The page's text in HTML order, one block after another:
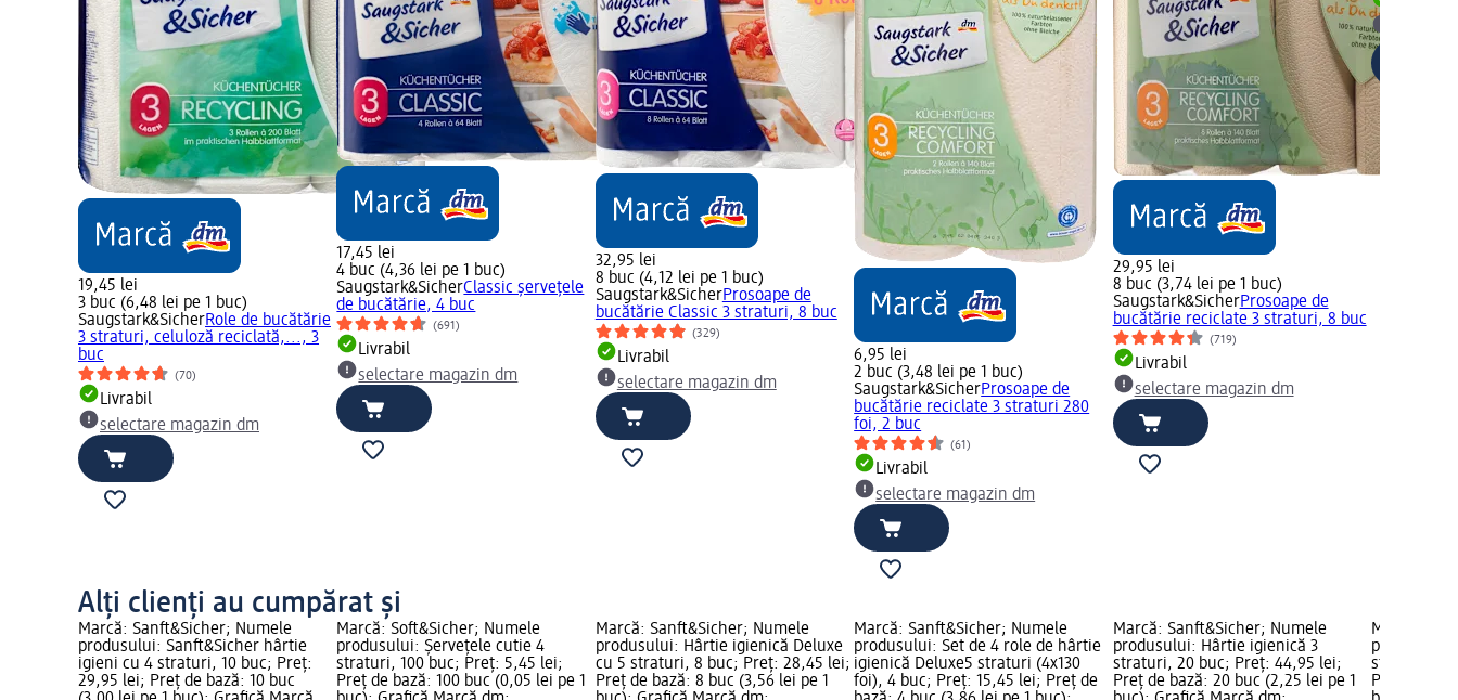
19,45 lei
3 buc (6,48 lei pe 1 buc)
Saugstark&SicherRole de bucătărie
3 straturi, celuloză reciclată,..., 3
buc
(70)
Livrabil
selectare magazin dm
17,45 lei
4 buc (4,36 lei pe 1 buc)
Saugstark&SicherClassic șervețele
de bucătărie, 4 buc
(691)
Livrabil
selectare magazin dm
32,95 lei
8 buc (4,12 lei pe 1 buc)
Saugstark&SicherProsoape de
bucătărie Classic 3 straturi, 8 buc
(329)
Livrabil
selectare magazin dm
6,95 lei
2 buc (3,48 lei pe 1 buc)
Saugstark&SicherProsoape de
bucătărie reciclate 3 straturi 280
foi, 2 buc
(61)
Livrabil
selectare magazin dm
29,95 lei
8 buc (3,74 lei pe 1 buc)
Saugstark&SicherProsoape de
bucătărie reciclate 3 straturi, 8 buc
(719)
Livrabil
selectare magazin dm
Alți clienți au cumpărat și
Marcă: Sanft&Sicher; Numele
produsului: Sanft&Sicher hârtie
igieni cu 4 straturi, 10 buc; Preț:
29,95 lei; Preț de bază: 10 buc
Marcă: Soft&Sicher; Numele
produsului: Șervețele cutie 4
straturi, 100 buc; Preț: 5,45 lei;
Preț de bază: 100 buc (0,05 lei pe 1
Marcă: Sanft&Sicher; Numele
produsului: Hârtie igienică Deluxe
cu 5 straturi, 8 buc; Preț: 28,45 lei;
Preț de bază: 8 buc (3,56 lei pe 1
Marcă: Sanft&Sicher; Numele
produsului: Set de 4 role de hârtie
igienică Deluxe5 straturi (4x130
foi), 4 buc; Preț: 15,45 lei; Preț de
Marcă: Sanft&Sicher; Numele
produsului: Hârtie igienică 3
straturi, 20 buc; Preț: 44,95 lei;
Preț de bază: 20 buc (2,25 lei pe 1
Marcă:
produsului:
straturi, 10
Preț de